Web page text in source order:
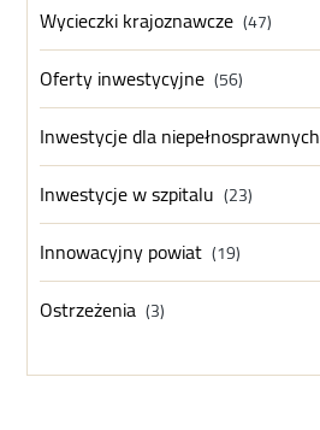
Wycieczki krajoznawcze (47)
Oferty inwestycyjne (56)
Inwestycje dla niepełnosprawnych
Inwestycje w szpitalu (23)
Innowacyjny powiat (19)
Ostrzeżenia (3)